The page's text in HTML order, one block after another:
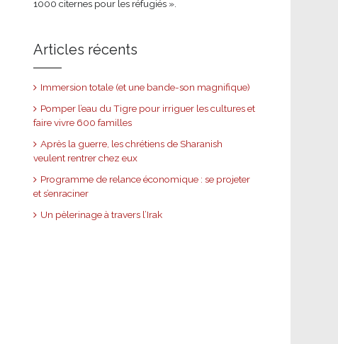
1000 citernes pour les réfugiés ».
Articles récents
Immersion totale (et une bande-son magnifique)
Pomper l’eau du Tigre pour irriguer les cultures et
faire vivre 600 familles
Après la guerre, les chrétiens de Sharanish
veulent rentrer chez eux
Programme de relance économique : se projeter
et s’enraciner
Un pèlerinage à travers l’Irak